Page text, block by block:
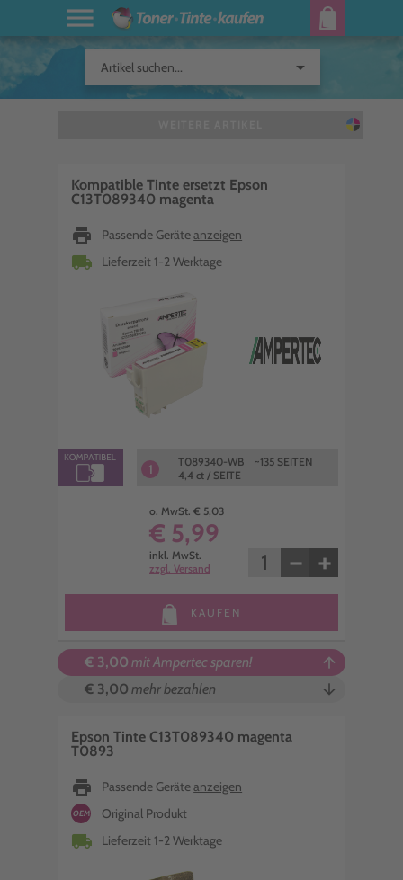
Artikel suchen... arrow_drop_down
Kompatible Tinte ersetzt Epson
C13T089340 magenta
print Passende Geräteanzeigen
local_shipping Lieferzeit 1-2 Werktage
1
T089340-WB ~135 SEITEN
4,4 ct / SEITE
o. MwSt. € 5,03
€ 5,99
inkl. MwSt.
zzgl. Versand
− +
KAUFEN
€ 3,00 mit Ampertec sparen! arrow_upward
€ 3,00 mehr bezahlen arrow_downward
Epson Tinte C13T089340 magenta
T0893
print Passende Geräteanzeigen
OEM Original Produkt
local_shipping Lieferzeit 1-2 Werktage